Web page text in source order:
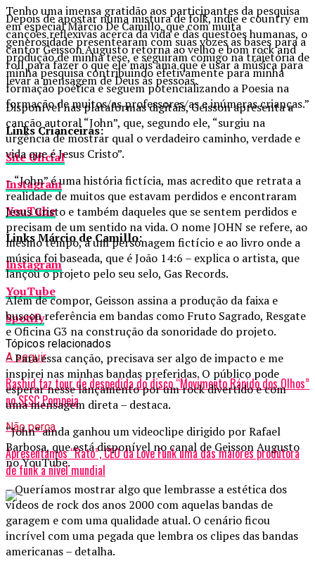
Tenho uma imensa gratidão aos participantes da pesquisa
em especial Márcio De Camillo, que com muita
generosidade presentearam com suas vozes as bases para a
produção de minha tese, e seguiram comigo na trajetória de
minha pesquisa contribuindo efetivamente para minha
formação poética e seguem potencializando a Poesia na
formação de muitos/as professores/as e inúmeras crianças.”
Links Crianceiras:
Site Oficial
Instagram
YouTube
Links Márcio de Camillo:
Instagram
YouTube
Spotify
Tópicos relacionados
A seguir
Rashid faz tour de despedida do disco “Movimento Rápido dos Olhos”
no SESC Pompeia
Não perca
Apresentamos “Rato”, CEO da Love Funk uma das maiores produtora
de funk a nível mundial
Depois de apostar numa mistura de folk, indie e country em
canções reflexivas acerca da vida e das questões humanas, o
cantor Geisson Augusto retorna ao velho e bom rock and
roll para fazer o que ele mais ama que é usar a música para
levar a mensagem de Deus às pessoas.
Disponível nas plataformas digitais, Geisson apresenta a
canção autoral “John”, que, segundo ele, “surgiu na
urgência de mostrar qual o verdadeiro caminho, verdade e
vida que é Jesus Cristo”.
– “John” é uma história fictícia, mas acredito que retrata a
realidade de muitos que estavam perdidos e encontraram
Jesus Cristo e também daqueles que se sentem perdidos e
precisam de um sentido na vida. O nome JOHN se refere, ao
mesmo tempo, a um personagem fictício e ao livro onde a
música foi baseada, que é João 14:6 – explica o artista, que
lançou o projeto pelo seu selo, Gas Records.
Além de compor, Geisson assina a produção da faixa e
buscou referência em bandas como Fruto Sagrado, Resgate
e Oficina G3 na construção da sonoridade do projeto.
– Para essa canção, precisava ser algo de impacto e me
inspirei nas minhas bandas preferidas. O público pode
esperar nesse lançamento por um rock divertido e com
uma mensagem direta – destaca.
“John” ainda ganhou um videoclipe dirigido por Rafael
Barbosa, que está disponível no canal de Geisson Augusto
no YouTube.
– Queríamos mostrar algo que lembrasse a estética dos
vídeos de rock dos anos 2000 com aquelas bandas de
garagem e com uma qualidade atual. O cenário ficou
incrível com uma pegada que lembra os clipes das bandas
americanas – detalha.